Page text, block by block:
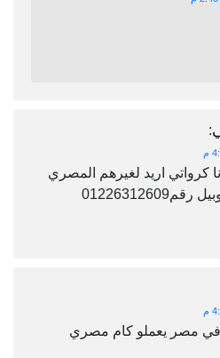
:
كرواتي اريد لغيرهم المصري